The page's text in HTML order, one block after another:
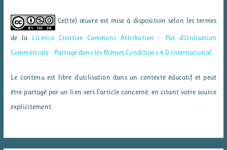
Ce(tte) œuvre est mise à disposition selon les termes
de la Licence Creative Commons Attribution - Pas d’Utilisation
Commerciale - Partage dans les Mêmes Conditions 4.0 International
Le contenu est libre d'utilisation dans un contexte éducatif et peut
être partagé par un lien vers l'article concerné, en citant votre source
explicitement.